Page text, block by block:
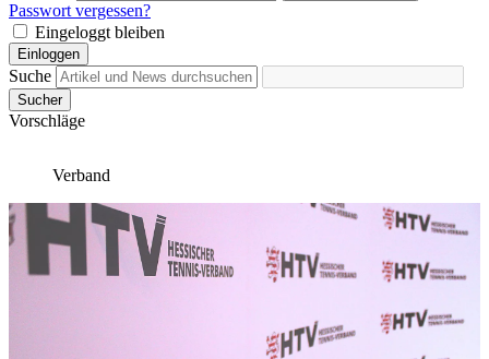
Passwort vergessen?
Eingeloggt bleiben
Einloggen
Suche
Sucher
Vorschläge
Verband